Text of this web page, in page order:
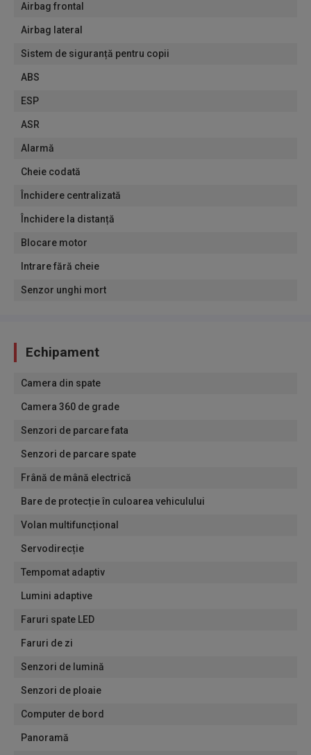
Airbag frontal
Airbag lateral
Sistem de siguranță pentru copii
ABS
ESP
ASR
Alarmă
Cheie codată
Închidere centralizată
Închidere la distanță
Blocare motor
Intrare fără cheie
Senzor unghi mort
Echipament
Camera din spate
Camera 360 de grade
Senzori de parcare fata
Senzori de parcare spate
Frână de mână electrică
Bare de protecție în culoarea vehiculului
Volan multifuncțional
Servodirecție
Tempomat adaptiv
Lumini adaptive
Faruri spate LED
Faruri de zi
Senzori de lumină
Senzori de ploaie
Computer de bord
Panoramă